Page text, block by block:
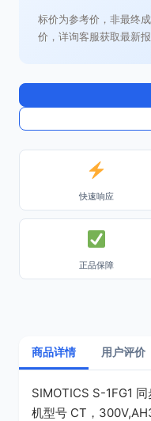
标价为参考价，非最终
价，详询客服获取最新报
快速响应
正品保障
商品详情 用户评价
SIMOTICS S-1FG1
机型号 CT，